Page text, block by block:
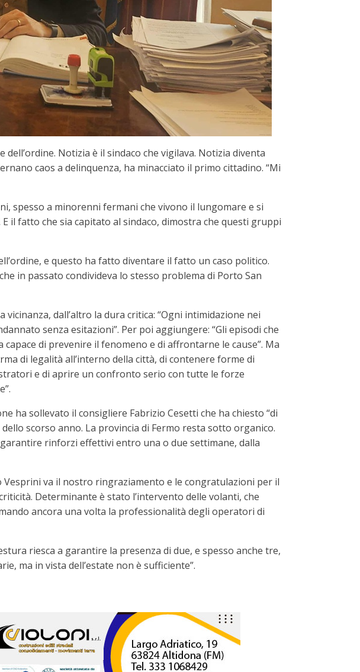
dell’ordine. Notizia è il sindaco che vigilava. Notizia diventa
caos a delinquenza, ha minacciato il primo cittadino. “Mi
spesso a minorenni fermani che vivono il lungomare e si
il fatto che sia capitato al sindaco, dimostra che questi gruppi
e questo ha fatto diventare il fatto un caso politico.
in passato condivideva lo stesso problema di Porto San
dall’altro la dura critica: “Ogni intimidazione nei
senza esitazioni”. Per poi aggiungere: “Gli episodi che
di prevenire il fenomeno e di affrontarne le cause”. Ma
di legalità all’interno della città, di contenere forme di
e di aprire un confronto serio con tutte le forze
ha sollevato il consigliere Fabrizio Cesetti che ha chiesto “di
scorso anno. La provincia di Fermo resta sotto organico.
rinforzi effettivi entro una o due settimane, dalla
va il nostro ringraziamento e le congratulazioni per il
Determinante è stato l’intervento delle volanti, che
ancora una volta la professionalità degli operatori di
riesca a garantire la presenza di due, e spesso anche tre,
ma in vista dell’estate non è sufficiente”.